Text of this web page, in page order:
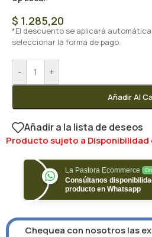
$ 1.285,20
*El descuento se aplicará
seleccionar la forma de pago.
- +
Añadir Al
Añadir a la lista de deseos
Producto sujeto a Disponibilidad
La Pastora Ecommerce
Consúltanos
producto en Whatsapp
Chequea con nosotros las